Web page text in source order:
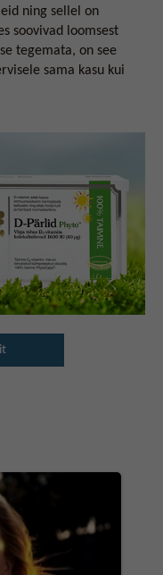
ning sellel on
soovivad loomsest
tegemata, on see
sama kasu kui